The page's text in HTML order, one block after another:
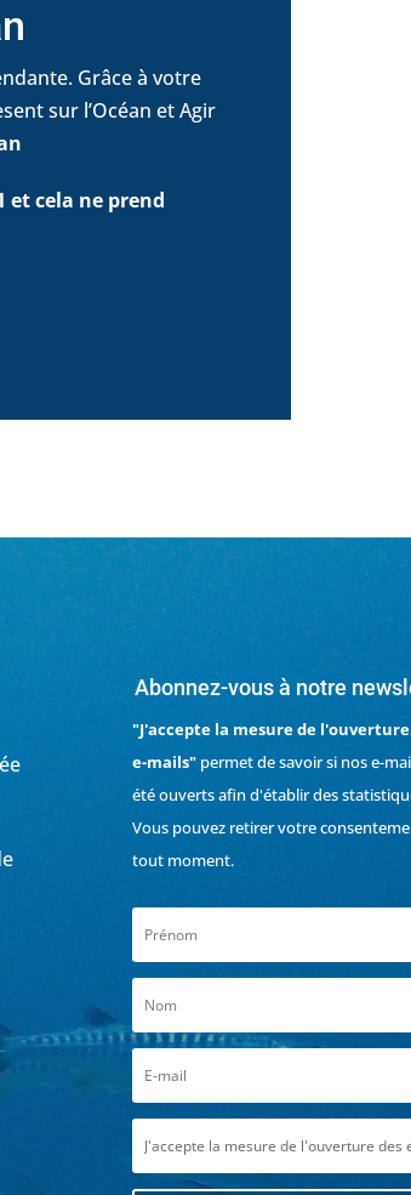
Grâce à votre
sur l’Océan et Agir
et cela ne prend
Abonnez-vous à notre
"J'accepte la mesure de l'ouverture
e-mails"permet de savoir si nos e-
été ouverts afin d'établir des
Vous pouvez retirer votre
tout moment.